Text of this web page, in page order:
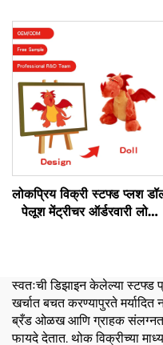
लोकप्रिय विक्री स्टफ्ड प्लश
पेलूश मेंट्रीचर ऑर्डरवारी लोगो
स्वतःची डिझाइन केलेल्या स्टफ्ड
खर्चात बचत करण्यापुरते मर्यादित
ब्रँड ओळख आणि ग्राहक
फायदे देतात. थोक विक्रीच्या